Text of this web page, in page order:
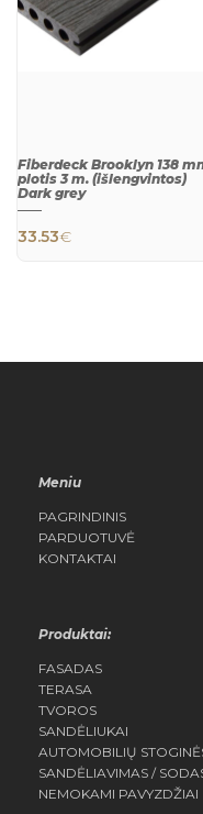
Fiberdeck Brooklyn 138
plotis 3 m. (išlengvintos)
Dark grey
33.53€
Meniu
PAGRINDINIS
PARDUOTUVĖ
KONTAKTAI
Produktai:
FASADAS
TERASA
TVOROS
SANDĖLIUKAI
AUTOMOBILIŲ
SANDĖLIAVIMAS /
NEMOKAMI PAVYZDŽIAI